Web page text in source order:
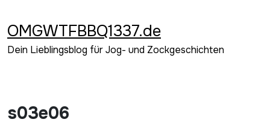
springen
OMGWTFBBQ1337.de
Dein Lieblingsblog für Jog- und Zockgeschichten
s03e06